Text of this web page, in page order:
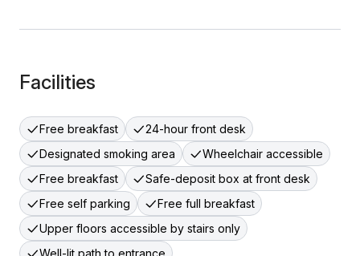
Facilities
Free breakfast
24-hour front desk
Designated smoking area
Wheelchair accessible
Free breakfast
Safe-deposit box at front desk
Free self parking
Free full breakfast
Upper floors accessible by stairs only
Well-lit path to entrance